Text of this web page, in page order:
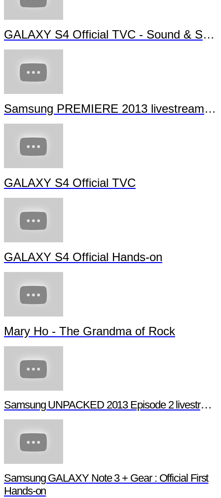
GALAXY S4 Official TVC - Sound & Shot
Samsung PREMIERE 2013 livestream (full length)
GALAXY S4 Official TVC
GALAXY S4 Official Hands-on
Mary Ho - The Grandma of Rock
Samsung UNPACKED 2013 Episode 2 livestream (full length)
Samsung GALAXY Note 3 + Gear : Official First
Hands-on